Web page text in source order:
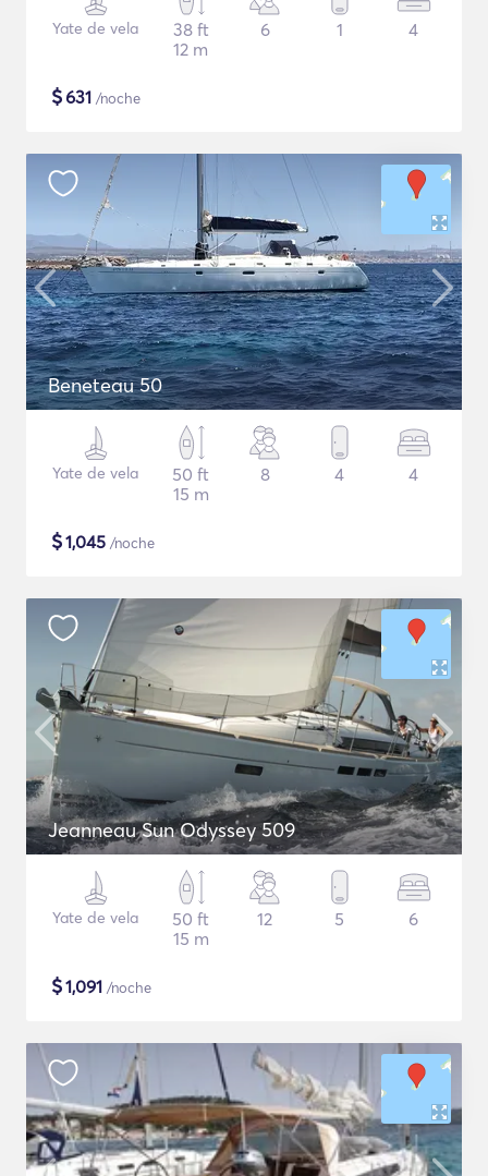
Yate de vela
38 ft
12 m
6 1 4
$631 /noche
Beneteau 50
Yate de vela
50 ft
15 m
8 4 4
$1,045 /noche
Jeanneau Sun Odyssey 509
Yate de vela
50 ft
15 m
12 5 6
$1,091 /noche